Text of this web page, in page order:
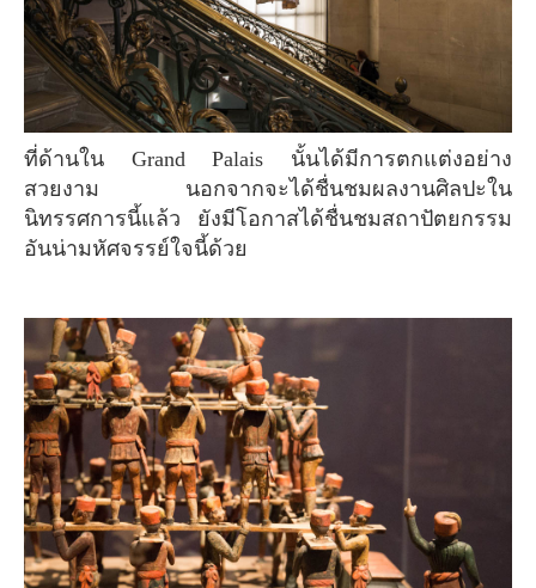
ที่ด้านใน Grand Palais นั้นได้มีการตกแต่งอย่าง
สวยงาม นอกจากจะได้ชื่นชมผลงานศิลปะใน
นิทรรศการนี้แล้ว ยังมีโอกาสได้ชื่นชมสถาปัตยกรรม
อันน่ามหัศจรรย์ใจนี้ด้วย